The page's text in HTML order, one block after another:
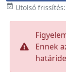
 Utolsó frissítés:
Ennek